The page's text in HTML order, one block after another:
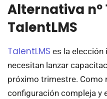
Alternativa nº
TalentLMS
TalentLMS es la elección
necesitan lanzar
próximo trimestre. Como
configuración compleja y